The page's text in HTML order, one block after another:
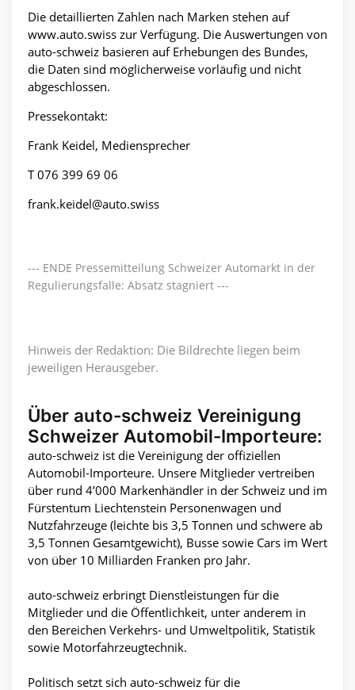
Die detaillierten Zahlen nach Marken stehen auf
www.auto.swiss zur Verfügung. Die Auswertungen von
auto-schweiz basieren auf Erhebungen des Bundes,
die Daten sind möglicherweise vorläufig und nicht
abgeschlossen.
Pressekontakt:
Frank Keidel, Mediensprecher
T 076 399 69 06
frank.keidel@auto.swiss
--- ENDE Pressemitteilung Schweizer Automarkt in der
Regulierungsfalle: Absatz stagniert ---
Hinweis der Redaktion: Die Bildrechte liegen beim
jeweiligen Herausgeber.
Über auto-schweiz Vereinigung
Schweizer Automobil-Importeure:
auto-schweiz ist die Vereinigung der offiziellen
Automobil-Importeure. Unsere Mitglieder vertreiben
über rund 4’000 Markenhändler in der Schweiz und im
Fürstentum Liechtenstein Personenwagen und
Nutzfahrzeuge (leichte bis 3,5 Tonnen und schwere ab
3,5 Tonnen Gesamtgewicht), Busse sowie Cars im Wert
von über 10 Milliarden Franken pro Jahr.
auto-schweiz erbringt Dienstleistungen für die
Mitglieder und die Öffentlichkeit, unter anderem in
den Bereichen Verkehrs- und Umweltpolitik, Statistik
sowie Motorfahrzeugtechnik.
Politisch setzt sich auto-schweiz für die